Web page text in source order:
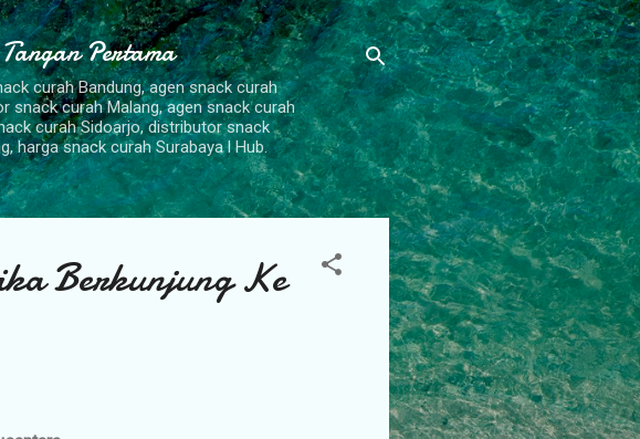
Pertama
curah Bandung, agen snack curah
snack curah Malang, agen snack curah
curah Sidoarjo, distributor snack
harga snack curah Surabaya l Hub.
Berkunjung Ke